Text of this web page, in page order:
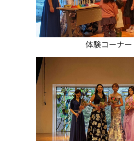
体験コーナー